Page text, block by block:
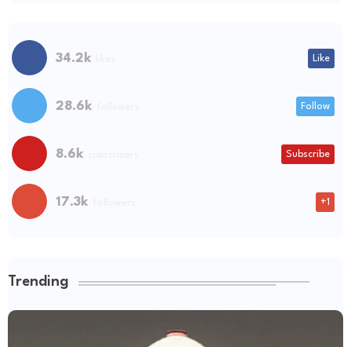
34.2k Like
28.6k Follow
8.6k Subscribe
17.3k +1
Trending